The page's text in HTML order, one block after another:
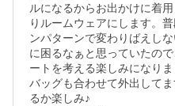
ルになるからお出かけに着
りルームウェアにします。
ンパターンで変わりばえし
に困るなぁと思っていたの
ートを考える楽しみになりま
バッグも合わせて外出して
るか楽しみ♪